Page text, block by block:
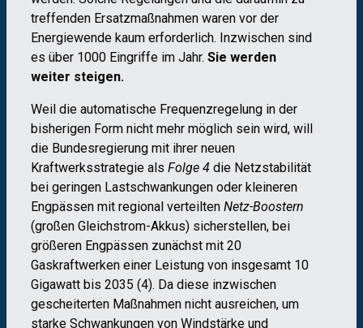
treffenden Ersatzmaßnahmen waren vor der
Energiewende kaum erforderlich. Inzwischen sind
es über 1000 Eingriffe im Jahr. Sie werden
weiter steigen.
Weil die automatische Frequenzregelung in der
bisherigen Form nicht mehr möglich sein wird, will
die Bundesregierung mit ihrer neuen
Kraftwerksstrategie als Folge 4 die Netzstabilität
bei geringen Lastschwankungen oder kleineren
Engpässen mit regional verteilten Netz-Boostern
(großen Gleichstrom-Akkus) sicherstellen, bei
größeren Engpässen zunächst mit 20
Gaskraftwerken einer Leistung von insgesamt 10
Gigawatt bis 2035 (4). Da diese inzwischen
gescheiterten Maßnahmen nicht ausreichen, um
starke Schwankungen von Windstärke und